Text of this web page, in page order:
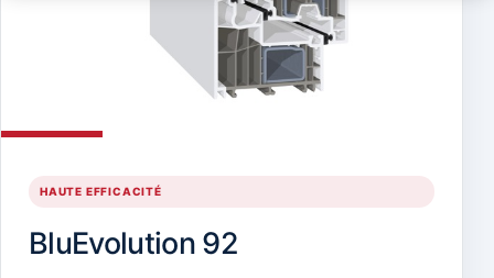
HAUTE EFFICACITÉ
BluEvolution 92